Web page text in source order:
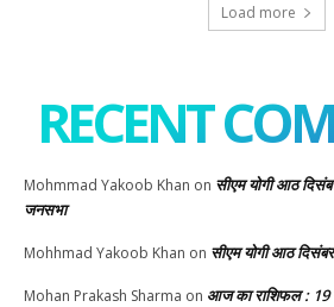
Load more
RECENT
Mohmmad Yakoob Khan on सीएम योगी आठ
जनसभा
Mohhmad Yakoob Khan on सीएम योगी आठ
Mohan Prakash Sharma on आज का राशिफल : 19